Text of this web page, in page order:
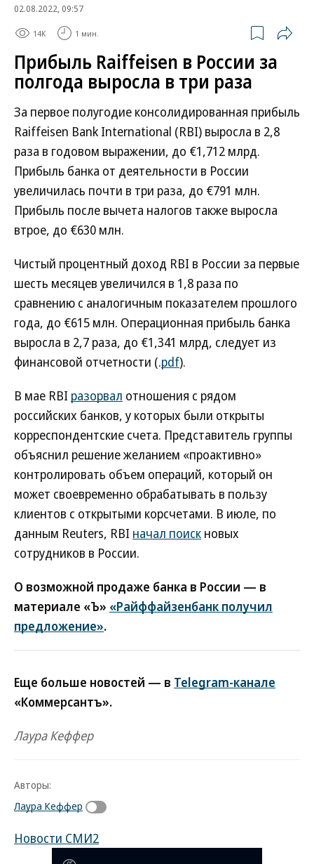
02.08.2022, 09:57
14K 1 мин.
Прибыль Raiffeisen в России за
полгода выросла в три раза
За первое полугодие консолидированная прибыль
Raiffeisen Bank International (RBI) выросла в 2,8
раза в годовом выражении, до €1,712 млрд.
Прибыль банка от деятельности в России
увеличилась почти в три раза, до €791 млн.
Прибыль после вычета налогов также выросла
втрое, до €630 млн.
Чистый процентный доход RBI в России за первые
шесть месяцев увеличился в 1,8 раза по
сравнению с аналогичным показателем прошлого
года, до €615 млн. Операционная прибыль банка
выросла в 2,7 раза, до €1,341 млрд, следует из
финансовой отчетности (.pdf).
В мае RBI разорвал отношения с рядом
российских банков, у которых были открыты
корреспондентские счета. Представитель группы
объяснил решение желанием «проактивно»
контролировать объем операций, который он
может своевременно обрабатывать в пользу
клиентов с открытыми корсчетами. В июле, по
данным Reuters, RBI начал поиск новых
сотрудников в России.
О возможной продаже банка в России — в
материале «Ъ» «Райффайзенбанк получил
предложение».
Еще больше новостей — в Telegram-канале
«Коммерсантъ».
Лаура Кеффер
Авторы:
Лаура Кеффер
Новости СМИ2